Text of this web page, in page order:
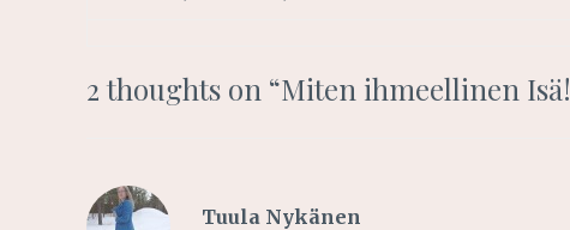
2 thoughts on “Miten ihmeellinen Isä!
Tuula Nykänen